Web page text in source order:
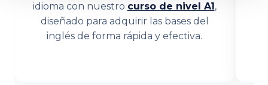
idioma con nuestro curso de nivel A1,
diseñado para adquirir las bases del
inglés de forma rápida y efectiva.